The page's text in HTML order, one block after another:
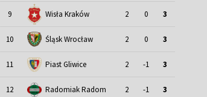
9 Wisła Kraków 2 0 3
10 Śląsk Wrocław 2 0 3
11 Piast Gliwice 2 -1 3
12 Radomiak Radom 2 -1 3